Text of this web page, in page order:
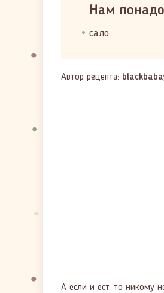
Нам
сало
Автор рецепта:
А если и ест, то никому